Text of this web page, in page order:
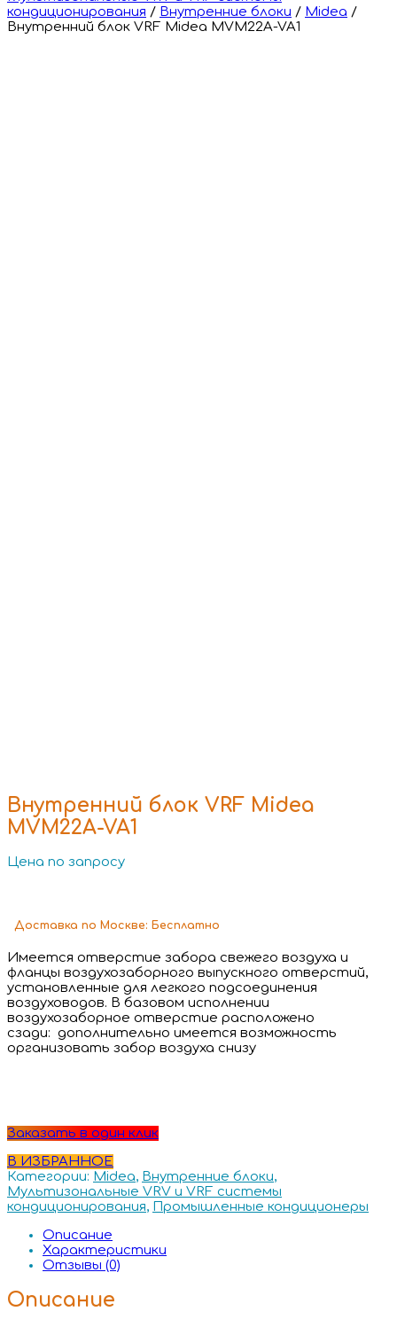
кондиционирования / Внутренние блоки / Midea /
Внутренний блок VRF Midea MVM22A-VA1
Внутренний блок VRF Midea
MVM22A-VA1
Цена по запросу
Доставка по Москве: Бесплатно
Имеется отверстие забора свежего воздуха и
фланцы воздухозаборного выпускного отверстий,
установленные для легкого подсоединения
воздуховодов. В базовом исполнении
воздухозаборное отверстие расположено
сзади: дополнительно имеется возможность
организовать забор воздуха снизу
Заказать в один клик
В ИЗБРАННОЕ
Категории: Midea, Внутренние блоки,
Мультизональные VRV и VRF системы
кондиционирования, Промышленные кондиционеры
Описание
Характеристики
Отзывы (0)
Описание